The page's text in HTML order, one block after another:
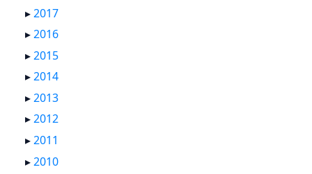
▸2017
▸2016
▸2015
▸2014
▸2013
▸2012
▸2011
▸2010